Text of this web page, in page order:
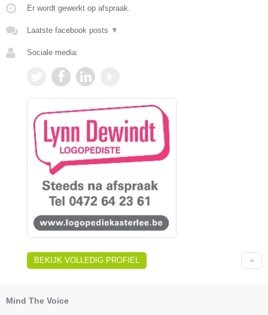
Er wordt gewerkt op afspraak.
Laatste facebook posts ▼
Sociale media:
BEKIJK VOLLEDIG PROFIEL
Mind The Voice